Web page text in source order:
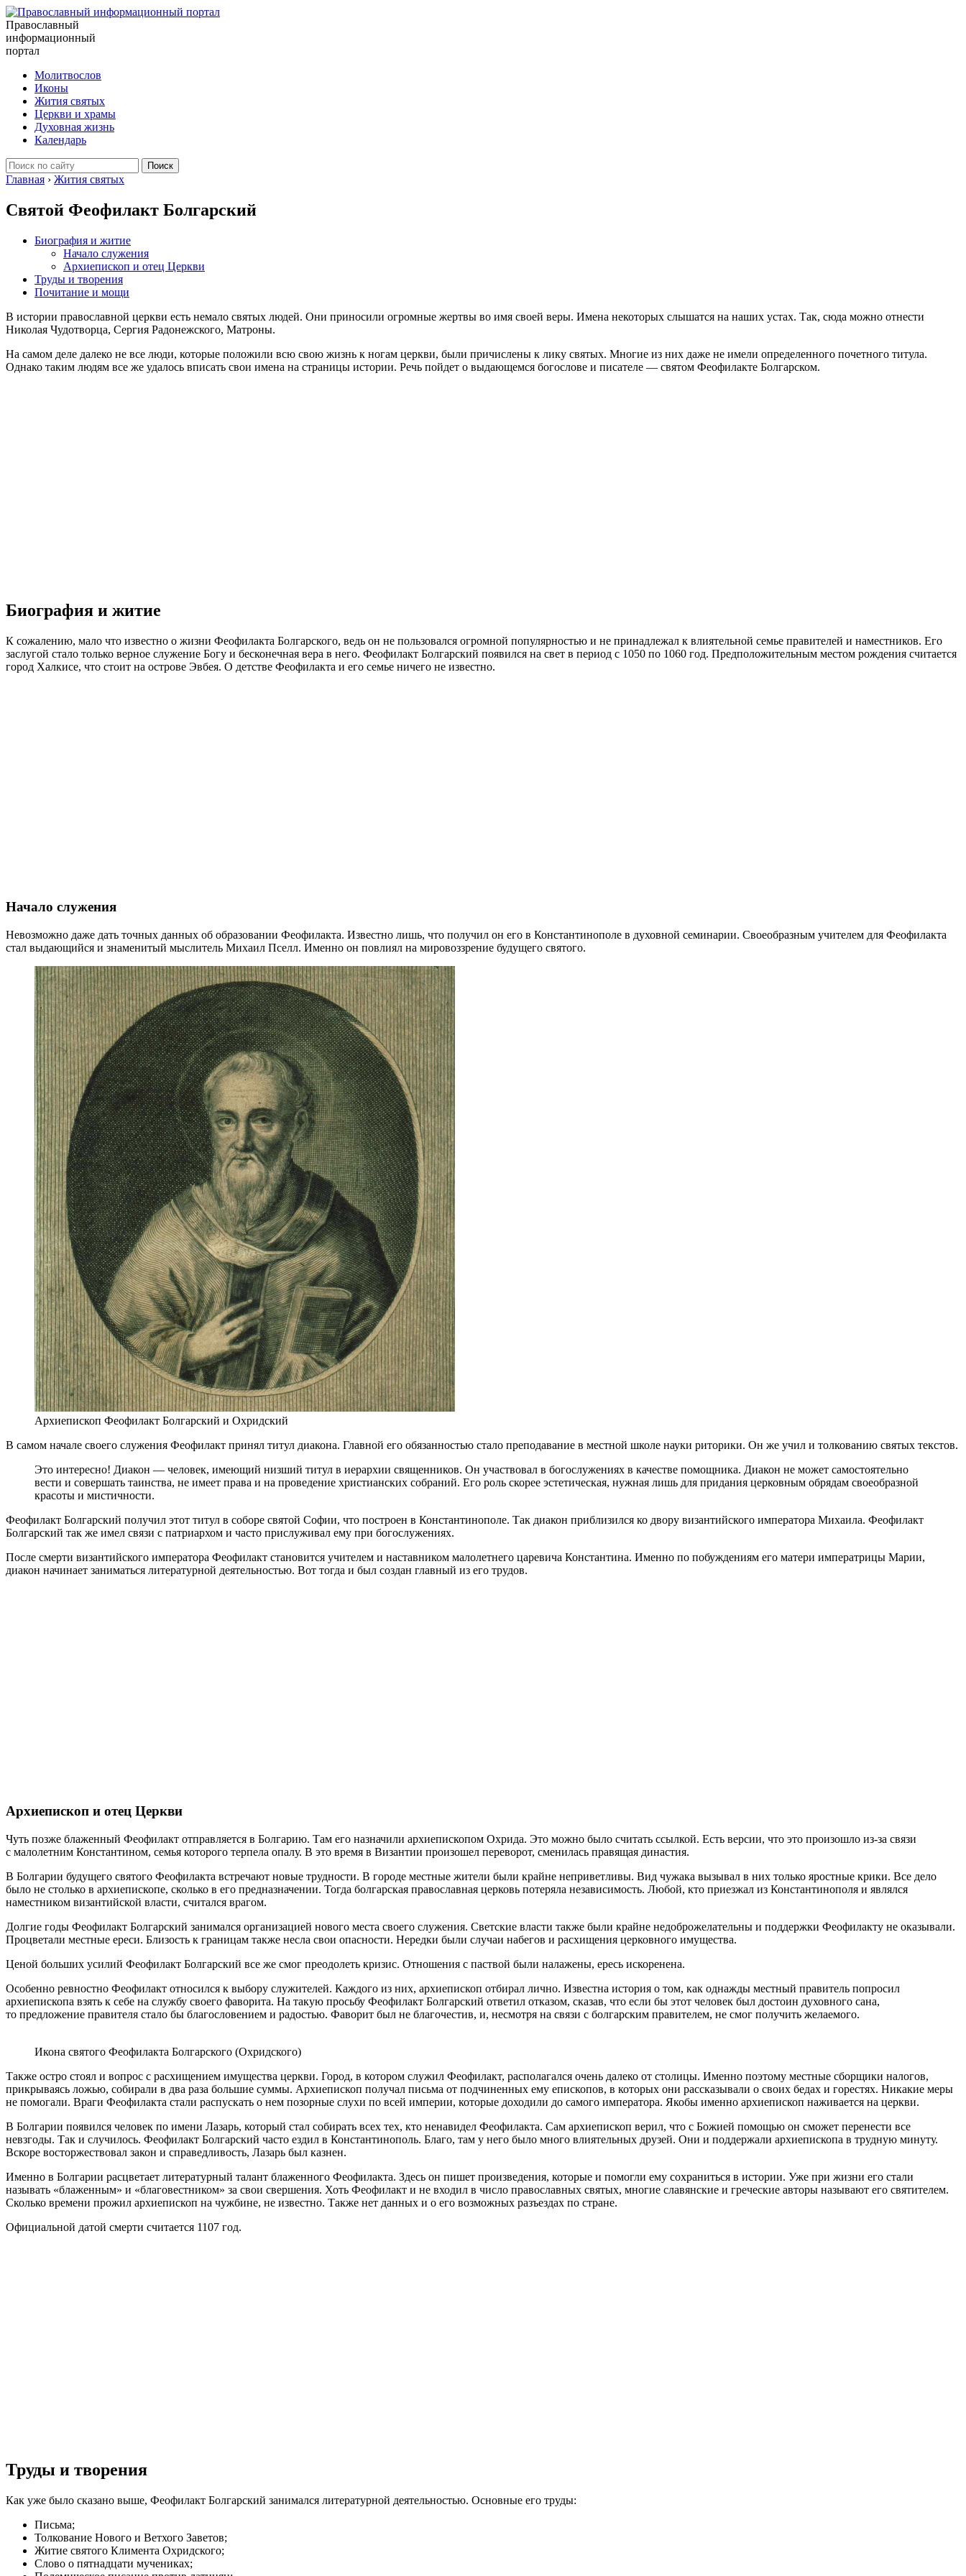
Православный
информационный
портал
Молитвослов
Иконы
Жития святых
Церкви и храмы
Духовная жизнь
Календарь
Главная › Жития святых
Святой Феофилакт Болгарский
Биография и житие
Начало служения
Архиепископ и отец Церкви
Труды и творения
Почитание и мощи
В истории православной церкви есть немало святых людей. Они приносили огромные жертвы во имя своей веры. Имена некоторых слышатся на наших устах. Так, сюда можно отнести
Николая Чудотворца, Сергия Радонежского, Матроны.
На самом деле далеко не все люди, которые положили всю свою жизнь к ногам церкви, были причислены к лику святых. Многие из них даже не имели определенного почетного титула.
Однако таким людям все же удалось вписать свои имена на страницы истории. Речь пойдет о выдающемся богослове и писателе — святом Феофилакте Болгарском.
Биография и житие
К сожалению, мало что известно о жизни Феофилакта Болгарского, ведь он не пользовался огромной популярностью и не принадлежал к влиятельной семье правителей и наместников. Его
заслугой стало только верное служение Богу и бесконечная вера в него. Феофилакт Болгарский появился на свет в период с 1050 по 1060 год. Предположительным местом рождения считается
город Халкисе, что стоит на острове Эвбея. О детстве Феофилакта и его семье ничего не известно.
Начало служения
Невозможно даже дать точных данных об образовании Феофилакта. Известно лишь, что получил он его в Константинополе в духовной семинарии. Своеобразным учителем для Феофилакта
стал выдающийся и знаменитый мыслитель Михаил Пселл. Именно он повлиял на мировоззрение будущего святого.
Архиепископ Феофилакт Болгарский и Охридский
В самом начале своего служения Феофилакт принял титул диакона. Главной его обязанностью стало преподавание в местной школе науки риторики. Он же учил и толкованию святых текстов.
Это интересно! Диакон — человек, имеющий низший титул в иерархии священников. Он участвовал в богослужениях в качестве помощника. Диакон не может самостоятельно
вести и совершать таинства, не имеет права и на проведение христианских собраний. Его роль скорее эстетическая, нужная лишь для придания церковным обрядам своеобразной
красоты и мистичности.
Феофилакт Болгарский получил этот титул в соборе святой Софии, что построен в Константинополе. Так диакон приблизился ко двору византийского императора Михаила. Феофилакт
Болгарский так же имел связи с патриархом и часто прислуживал ему при богослужениях.
После смерти византийского императора Феофилакт становится учителем и наставником малолетнего царевича Константина. Именно по побуждениям его матери императрицы Марии,
диакон начинает заниматься литературной деятельностью. Вот тогда и был создан главный из его трудов.
Архиепископ и отец Церкви
Чуть позже блаженный Феофилакт отправляется в Болгарию. Там его назначили архиепископом Охрида. Это можно было считать ссылкой. Есть версии, что это произошло из-за связи
с малолетним Константином, семья которого терпела опалу. В это время в Византии произошел переворот, сменилась правящая династия.
В Болгарии будущего святого Феофилакта встречают новые трудности. В городе местные жители были крайне неприветливы. Вид чужака вызывал в них только яростные крики. Все дело
было не столько в архиепископе, сколько в его предназначении. Тогда болгарская православная церковь потеряла независимость. Любой, кто приезжал из Константинополя и являлся
наместником византийской власти, считался врагом.
Долгие годы Феофилакт Болгарский занимался организацией нового места своего служения. Светские власти также были крайне недоброжелательны и поддержки Феофилакту не оказывали.
Процветали местные ереси. Близость к границам также несла свои опасности. Нередки были случаи набегов и расхищения церковного имущества.
Ценой больших усилий Феофилакт Болгарский все же смог преодолеть кризис. Отношения с паствой были налажены, ересь искоренена.
Особенно ревностно Феофилакт относился к выбору служителей. Каждого из них, архиепископ отбирал лично. Известна история о том, как однажды местный правитель попросил
архиепископа взять к себе на службу своего фаворита. На такую просьбу Феофилакт Болгарский ответил отказом, сказав, что если бы этот человек был достоин духовного сана,
то предложение правителя стало бы благословением и радостью. Фаворит был не благочестив, и, несмотря на связи с болгарским правителем, не смог получить желаемого.
Икона святого Феофилакта Болгарского (Охридского)
Также остро стоял и вопрос с расхищением имущества церкви. Город, в котором служил Феофилакт, располагался очень далеко от столицы. Именно поэтому местные сборщики налогов,
прикрываясь ложью, собирали в два раза большие суммы. Архиепископ получал письма от подчиненных ему епископов, в которых они рассказывали о своих бедах и горестях. Никакие меры
не помогали. Враги Феофилакта стали распускать о нем позорные слухи по всей империи, которые доходили до самого императора. Якобы именно архиепископ наживается на церкви.
В Болгарии появился человек по имени Лазарь, который стал собирать всех тех, кто ненавидел Феофилакта. Сам архиепископ верил, что с Божией помощью он сможет перенести все
невзгоды. Так и случилось. Феофилакт Болгарский часто ездил в Константинополь. Благо, там у него было много влиятельных друзей. Они и поддержали архиепископа в трудную минуту.
Вскоре восторжествовал закон и справедливость, Лазарь был казнен.
Именно в Болгарии расцветает литературный талант блаженного Феофилакта. Здесь он пишет произведения, которые и помогли ему сохраниться в истории. Уже при жизни его стали
называть «блаженным» и «благовестником» за свои свершения. Хоть Феофилакт и не входил в число православных святых, многие славянские и греческие авторы называют его святителем.
Сколько времени прожил архиепископ на чужбине, не известно. Также нет данных и о его возможных разъездах по стране.
Официальной датой смерти считается 1107 год.
Труды и творения
Как уже было сказано выше, Феофилакт Болгарский занимался литературной деятельностью. Основные его труды:
Письма;
Толкование Нового и Ветхого Заветов;
Житие святого Климента Охридского;
Слово о пятнадцати мучениках;